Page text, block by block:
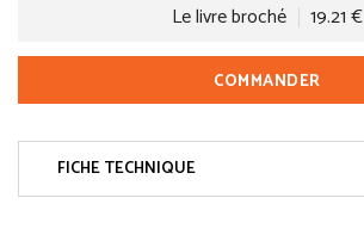
Le livre broché 19.21 €
COMMANDER
FICHE TECHNIQUE